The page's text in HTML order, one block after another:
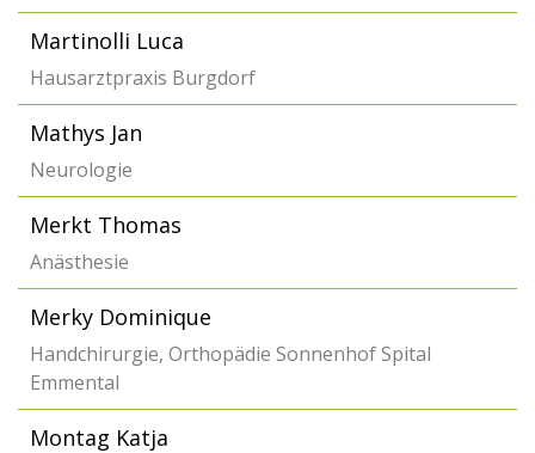
Martinolli Luca
Hausarztpraxis Burgdorf
Mathys Jan
Neurologie
Merkt Thomas
Anästhesie
Merky Dominique
Handchirurgie, Orthopädie Sonnenhof Spital
Emmental
Montag Katja